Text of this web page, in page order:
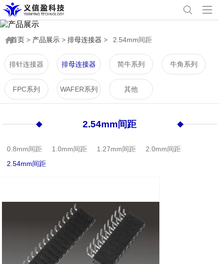
首页 > 产品展示 >排母连接器 > 2.54mm间距
排针连接器 排母连接器 简牛系列 牛角系列
FPC系列 WAFER系列 其他
2.54mm间距
0.8mm间距 1.0mm间距 1.27mm间距
2.0mm间距
2.54mm间距